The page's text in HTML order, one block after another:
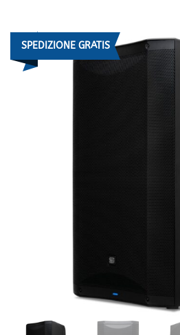
SPEDIZIONE GRATIS